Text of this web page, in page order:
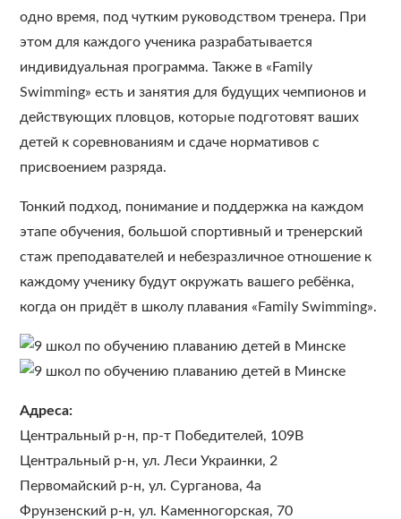
одно время, под чутким руководством тренера. При
этом для каждого ученика разрабатывается
индивидуальная программа. Также в «Family
Swimming» есть и занятия для будущих чемпионов и
действующих пловцов, которые подготовят ваших
детей к соревнованиям и сдаче нормативов с
присвоением разряда.
Тонкий подход, понимание и поддержка на каждом
этапе обучения, большой спортивный и тренерский
стаж преподавателей и небезразличное отношение к
каждому ученику будут окружать вашего ребёнка,
когда он придёт в школу плавания «Family Swimming».
Адреса:
Центральный р-н, пр-т Победителей, 109В
Центральный р-н, ул. Леси Украинки, 2
Первомайский р-н, ул. Сурганова, 4а
Фрунзенский р-н, ул. Каменногорская, 70